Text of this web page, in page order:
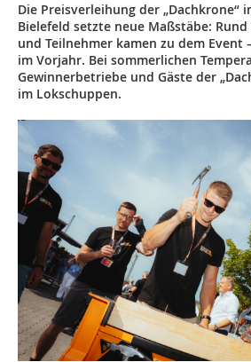
Die Preisverleihung der „Dachkrone“
Bielefeld setzte neue Maßstäbe:
und Teilnehmer kamen zu dem Event
im Vorjahr. Bei sommerlichen
Gewinnerbetriebe und Gäste der
im Lokschuppen.